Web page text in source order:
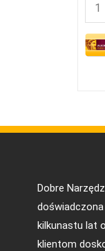
Dobre
kilkunastu lat
klientom